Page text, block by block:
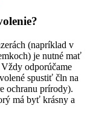
(napríklad v
je nutné mať
odporúčame
spustiť čln na
ochranu prírody).
má byť krásny a